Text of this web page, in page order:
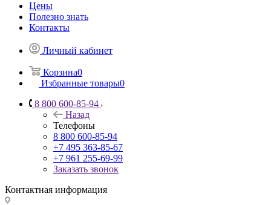
Цены
Полезно знать
Контакты
Личный кабинет
Корзина0
Избранные товары0
8 800 600-85-94
Назад
Телефоны
8 800 600-85-94
+7 495 363-85-67
+7 961 255-69-99
Заказать звонок
Контактная информация